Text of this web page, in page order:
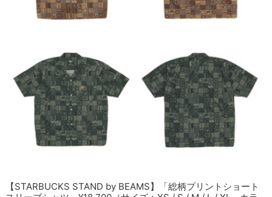
【STARBUCKS STAND by BEAMS】「総柄プリントショート